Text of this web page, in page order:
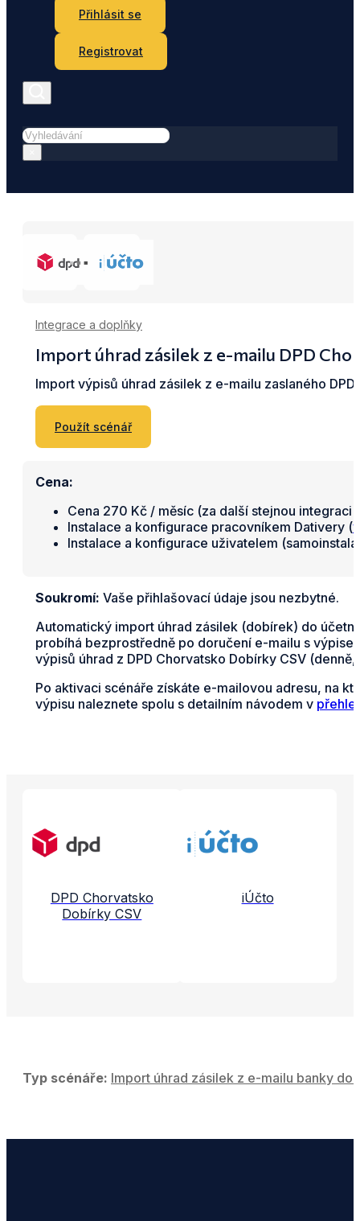
Přihlásit se
Registrovat
Hledat
Integrace a doplňky
Import úhrad zásilek z e-mailu DPD
Import výpisů úhrad zásilek z e-mailu zaslaného
Použít scénář
Cena:
Cena 270 Kč / měsíc (za další stejnou integraci
Instalace a konfigurace pracovníkem Dativery (
Instalace a konfigurace uživatelem
Soukromí: Vaše přihlašovací údaje jsou nezbytné.
Automatický import úhrad zásilek (dobírek) do
probíhá bezprostředně po doručení e-mailu s
výpisů úhrad z DPD Chorvatsko Dobírky CSV
Po aktivaci scénáře získáte e-mailovou adresu, na
výpisu naleznete spolu s detailním návodem v
DPD Chorvatsko
Dobírky CSV
iÚčto
Typ scénáře: Import úhrad zásilek z e-mailu banky do